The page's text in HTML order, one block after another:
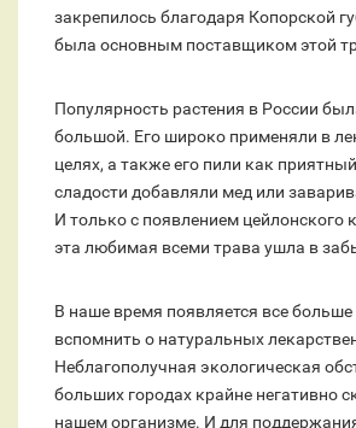
закрепилось благодаря Копорской
была основным поставщиком этой
Популярность растения в России
большой. Его широко применяли в
целях, а также его пили как
сладости добавляли мед или
И только с появлением цейлонского
эта любимая всеми трава ушла в
В наше время появляется все
вспомнить о натуральных
Неблагополучная экологическая
больших городах крайне негативно
нашем организме. И для